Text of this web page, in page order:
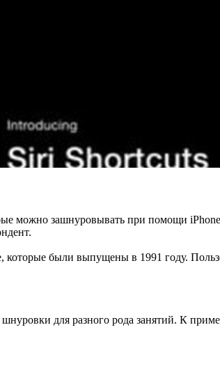
можно зашнуровывать при помощи
которые были выпущены в 1991 году.
для разного рода занятий. К